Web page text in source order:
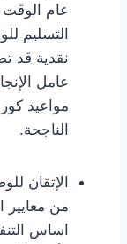
عام الوقت
التسليم
نقدية قد
عامل
مواعيد
الناجحة.
الإتقان
من معايير
اساس